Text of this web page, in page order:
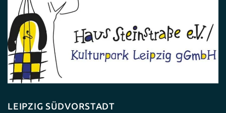
LEIPZIG SÜDVORSTADT